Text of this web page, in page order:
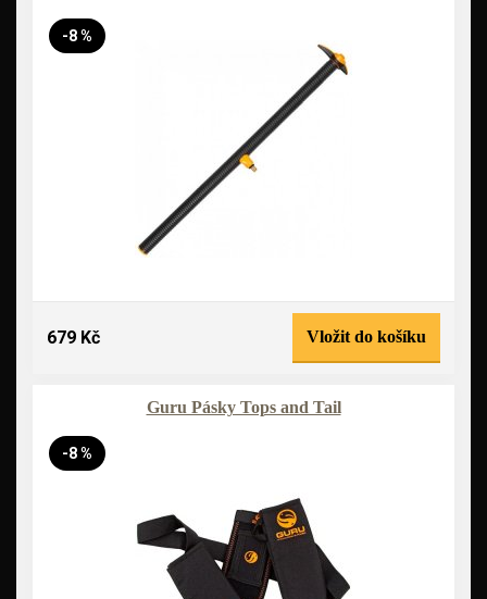
-8 %
679 Kč Vložit do košíku
Guru Pásky Tops and Tail
-8 %